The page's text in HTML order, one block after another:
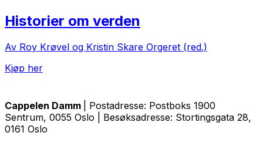
Historier om verden
Av Roy Krøvel og Kristin Skare Orgeret (red.)
Kjøp her
Cappelen Damm
| Postadresse: Postboks 1900
Sentrum, 0055 Oslo | Besøksadresse: Stortingsgata 28,
0161 Oslo